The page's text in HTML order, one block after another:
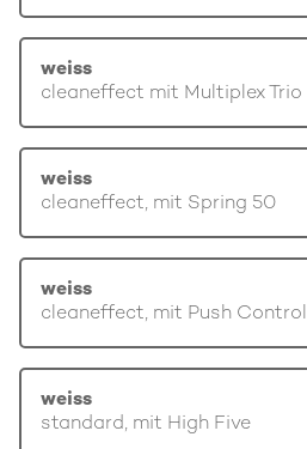
weiss
cleaneffect mit Multiplex Trio
weiss
cleaneffect, mit Spring 50
weiss
cleaneffect, mit Push Control
weiss
standard, mit High Five